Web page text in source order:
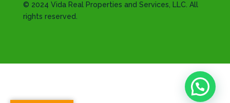
© 2024 Vida Real Properties and Services, LLC. All
rights reserved.